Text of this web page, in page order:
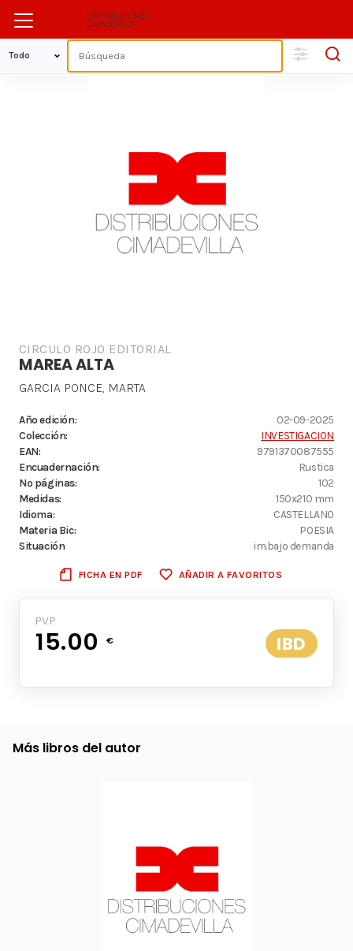
CIRCULO ROJO EDITORIAL
MAREA ALTA
GARCIA PONCE, MARTA
Año edición:
02-09-2025
Colección:
INVESTIGACION
EAN:
9791370087555
Encuadernación:
Rustica
Nº páginas:
102
Medidas:
150x210 mm
Idioma:
CASTELLANO
Materia Bic:
POESIA
Situación
im.bajo demanda
FICHA EN PDF AÑADIR A FAVORITOS
PVP
15.00 € IBD
Más libros del autor